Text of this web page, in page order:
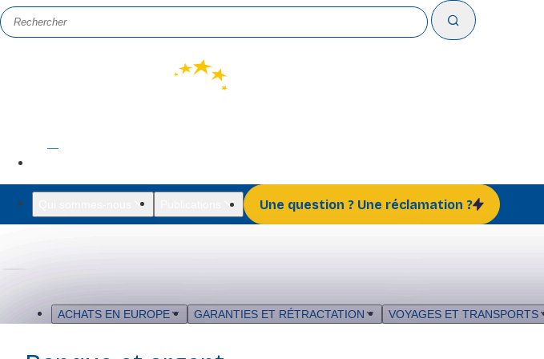
Une question ? Une réclamation ?
ACHATS EN EUROPE GARANTIES ET RÉTRACTATION VOYAGES ET TRANSPORTS